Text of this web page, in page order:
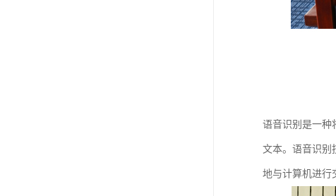
语音识别是一种
文本。语音识别
地与计算机进行